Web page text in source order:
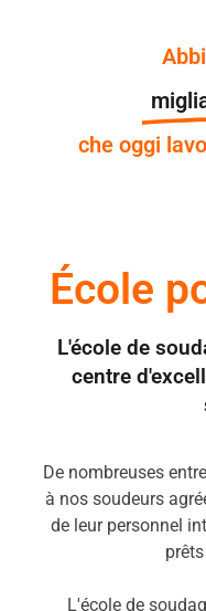
che oggi
École
L'école de
centre
De nombreuses
à nos soudeurs
de leur personnel
L'école de